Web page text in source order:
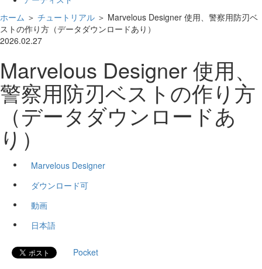
ホーム ＞ チュートリアル ＞ Marvelous Designer 使用、警察用防刃ベ
ストの作り方（データダウンロードあり）
2026.02.27
Marvelous Designer 使用、
警察用防刃ベストの作り方
（データダウンロードあ
り）
Marvelous Designer
ダウンロード可
動画
日本語
Pocket